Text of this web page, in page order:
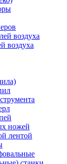
воздуха
воздуха
ножей
лентой